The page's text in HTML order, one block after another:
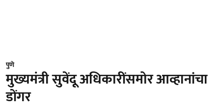
पुणे
मुख्यमंत्री सुवेंदू अधिकारींसमोर आव्हानांचा
डोंगर